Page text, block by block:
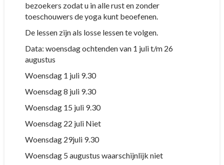
bezoekers zodat u in alle rust en zonder
toeschouwers de yoga kunt beoefenen.
De lessen zijn als losse lessen te volgen.
Data: woensdag ochtenden van 1 juli t/m 26
augustus
Woensdag 1 juli 9.30
Woensdag 8 juli 9.30
Woensdag 15 juli 9.30
Woensdag 22 juli Niet
Woensdag 29juli 9.30
Woensdag 5 augustus waarschijnlijk niet